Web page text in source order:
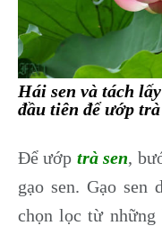
Hái sen và tách
đầu tiên để ướp
Để ướp trà sen,
gạo sen. Gạo sen
chọn lọc từ những